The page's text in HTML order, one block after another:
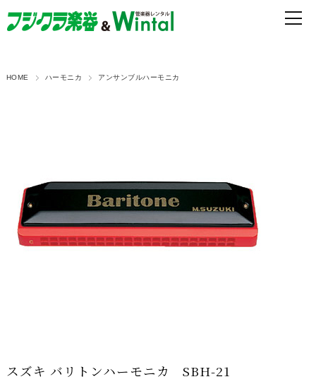
HOME ハーモニカ アンサンブルハーモニカ
スズキ バリトンハーモニカ SBH-21